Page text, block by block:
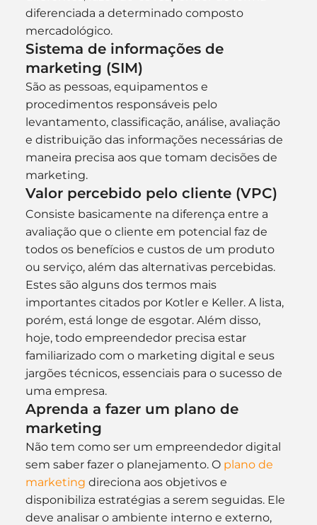
diferenciada a determinado composto
mercadológico.
Sistema de informações de
marketing (SIM)
São as pessoas, equipamentos e
procedimentos responsáveis pelo
levantamento, classificação, análise, avaliação
e distribuição das informações necessárias de
maneira precisa aos que tomam decisões de
marketing.
Valor percebido pelo cliente (VPC)
Consiste basicamente na diferença entre a
avaliação que o cliente em potencial faz de
todos os benefícios e custos de um produto
ou serviço, além das alternativas percebidas.
Estes são alguns dos termos mais
importantes citados por Kotler e Keller. A lista,
porém, está longe de esgotar. Além disso,
hoje, todo empreendedor precisa estar
familiarizado com o marketing digital e seus
jargões técnicos, essenciais para o sucesso de
uma empresa.
Aprenda a fazer um plano de
marketing
Não tem como ser um empreendedor digital
sem saber fazer o planejamento. O plano de
marketing direciona aos objetivos e
disponibiliza estratégias a serem seguidas. Ele
deve analisar o ambiente interno e externo,